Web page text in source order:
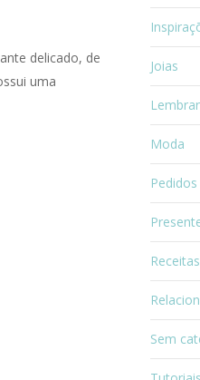
delicado, de
uma
Joias
Moda
Receitas
Sem